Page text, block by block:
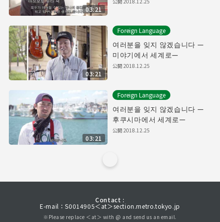
03:21
03:21
Foreign Language
여러분을 잊지 않겠습니다 —
미야기에서 세계로—
公開2018.12.25
03:21
Foreign Language
여러분을 잊지 않겠습니다 —
후쿠시마에서 세계로—
公開2018.12.25
Contact :
E-mail：S0014905＜at＞section.metro.tokyo.jp
※Please replace ＜at＞ with @ and send us an email.